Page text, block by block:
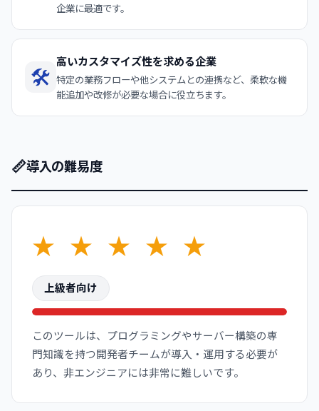
企業に最適です。
🛠️
高いカスタマイズ性を求める企業
特定の業務フローや他システムとの連携など、柔軟な機
能追加や改修が必要な場合に役立ちます。
📏導入の難易度
★ ★ ★ ★ ★
上級者向け
このツールは、プログラミングやサーバー構築の専
門知識を持つ開発者チームが導入・運用する必要が
あり、非エンジニアには非常に難しいです。